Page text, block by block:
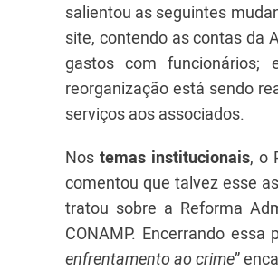
salientou as seguintes
site, contendo as contas da
gastos com funcionários;
reorganização está sendo
serviços aos associados.
Nostemas institucionais, o
comentou que talvez esse
tratou sobre a Reforma
CONAMP. Encerrando
enfrentamento ao crime”